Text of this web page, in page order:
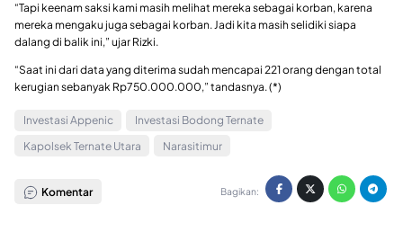
“Tapi keenam saksi kami masih melihat mereka sebagai korban, karena
mereka mengaku juga sebagai korban. Jadi kita masih selidiki siapa
dalang di balik ini,” ujar Rizki.
“Saat ini dari data yang diterima sudah mencapai 221 orang dengan total
kerugian sebanyak Rp750.000.000,” tandasnya. (*)
Investasi Appenic
Investasi Bodong Ternate
Kapolsek Ternate Utara
Narasitimur
Komentar Bagikan: